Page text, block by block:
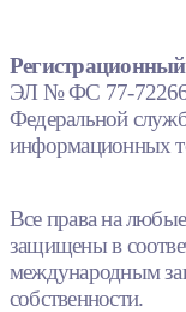
ЭЛ № ФС 77-72266
Федеральной
информационных
Все права на
защищены в
международным
собственности.